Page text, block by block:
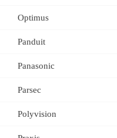
Optimus
Panduit
Panasonic
Parsec
Polyvision